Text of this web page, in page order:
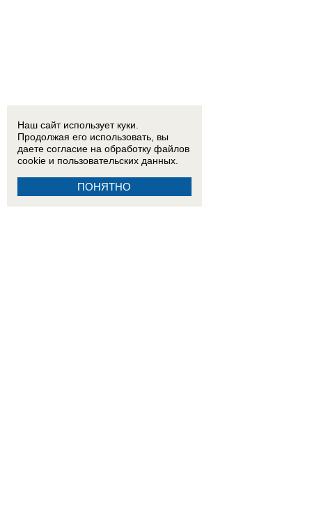
Наш сайт использует куки.
Продолжая его использовать, вы
даете согласие на обработку файлов
cookie и пользовательских данных.
ПОНЯТНО